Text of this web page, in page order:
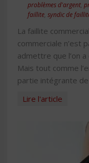
problèmes d'argent
faillite syndic de
La faillite
commerciale n’est
admettre que l’on
Mais tout comme
partie intégrante de
Lire l'article